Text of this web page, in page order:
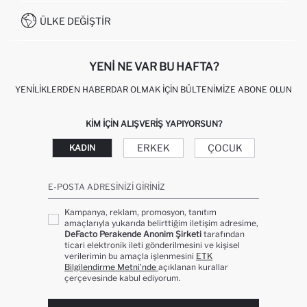
KAMPANYALAR
0850 333 22 86
ÜLKE DEĞIŞTIR
YENI NE VAR BU HAFTA?
YENILIKLERDEN HABERDAR OLMAK İÇIN BÜLTENIMIZE ABONE OLUN
KIM IÇIN ALIŞVERIŞ YAPIYORSUN?
KADIN ERKEK ÇOCUK
E-POSTA ADRESINIZI GIRINIZ
Kampanya, reklam, promosyon, tanıtım
amaçlarıyla yukarıda belirttiğim iletişim adresime,
DeFacto Perakende Anonim Şirketi tarafından
ticari elektronik ileti gönderilmesini ve kişisel
verilerimin bu amaçla işlenmesini ETK
Bilgilendirme Metni’nde açıklanan kurallar
çerçevesinde kabul ediyorum.